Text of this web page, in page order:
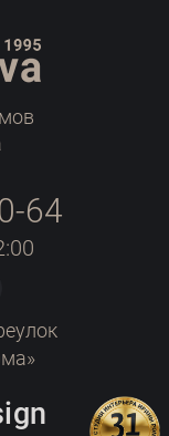
64